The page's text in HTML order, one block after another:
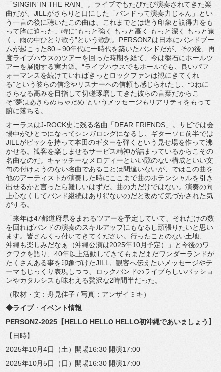
「SINGIN’ IN THE RAIN」。ライブでもたびたび演奏されてきた楽
曲だが、 JILLがさらりと口にした「バンドって演奏力じゃん」
とい
う一言の後に聴いたこの曲は、
これまでとは違う印象と説得力をも
って胸に迫った。特に“もっと強く もっと高く もっと深く もっと遠
く、雨の中ひとり歌う”という歌詞。 PERSONZは日本にバンドブー
ムが起こった80～90年代に一時代を築いたバンドだが、その後、 再
度ライブハウスのツアーを回った時期を経て、 今は盤石にホールツ
アーを展開する実力派。“ライブハウスでもホールでも、
良いパフ
ォーマンスを続けていればきっとロックファンは観にきて くれ
る”という彼らの信念やリスナーへの信頼も感じられたし、 つねに
さらなる高みを目指して切磋琢磨してきた彼らの言葉だから こ
そ“夢はあきらめちゃだめ”というメッセージもリアリティをもって
腑に落ちる。
オーラスはJ-ROCK史に残る名曲「DEAR FRIENDS」。 サビでは会
場中がひとつになってシンガロングになるし、 ギターソロ前半では
JILLがピックを持って本田のギターを弾く という見せ場を作って沸
かせる。 観客を楽しませるサービス精神が詰まっているからこその
名曲なのだ。 キャッチーなメロディーといい隙のない構成といい文
句の付けようのない名曲であることは間違いないが、 ではこの曲を
他のアーティストが演奏した時にここまで曲のポテンシャルを引き
出せるかと言ったら難しいはずだ。 曲の力だけではない。 演奏の向
上心なくしてバンド継続はあり得ないのだと改めて気づかされた気
がする。
「来年は47都道府県をまわるツアーを予定していて、 それだけの数
を回ればバンドの演奏のスキルアップにもなるし頑張りたいと思い
ます。皆さんくっ付いてきてください。 行ったことのない土地、…
沖縄も楽しみだなぁ（沖縄公演は2025年10月予定）」と今後のワ
クワクを語り、 40年以上活動してきてもまだまだワンダーランドが
たくさんある事を印象づけたJILL。 観客へ伝えたいメッセージやテ
ーマもじっくり表現しつつ、
ロックバンドのライブらしいパッショ
ンやカタルシスも味わえる贅沢な2時間半だった。
（取材・文：舟見佳子 / 写真：アンザイミキ）
◆ライブ・イベント情報
PERSONZ-2025【HELLO HELLO HELLO初沖縄であいましょう】
【日時】
2025年10月4日（土）開場16:30 開演17:00
2025年10月5日（日）開場16:30 開演17:00